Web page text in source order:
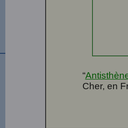
“
Cher, en